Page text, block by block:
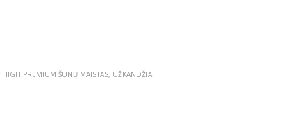
HIGH PREMIUM ŠUNŲ MAISTAS, UŽKANDŽIAI